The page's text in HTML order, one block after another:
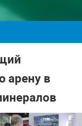
арену в